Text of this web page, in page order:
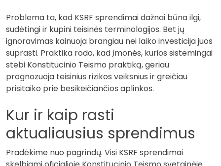
Problema ta, kad KSRF sprendimai dažnai būna ilgi,
sudėtingi ir kupini teisinės terminologijos. Bet jų
ignoravimas kainuoja brangiau nei laiko investicija juos
suprasti. Praktika rodo, kad įmonės, kurios sistemingai
stebi Konstitucinio Teismo praktiką, geriau
prognozuoja teisinius rizikos veiksnius ir greičiau
prisitaiko prie besikeičiančios aplinkos.
Kur ir kaip rasti
aktualiausius sprendimus
Pradėkime nuo pagrindų. Visi KSRF sprendimai